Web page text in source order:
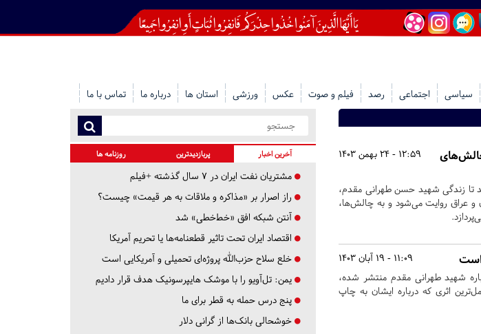
سیاسی اجتماعی رصد فیلم و صوت عکس ورزشی استان ها درباره ما تماس با ما
12:59 - 24 بهمن 1403
تا زندگی شهید حسن طهرانی مقدم،
و عراق روایت می‌شود و به چالش‌ها،
11:09 - 19 آبان 1403 است
شهید طهرانی مقدم منتشر شده،
اثری که درباره ایشان به چاپ
آخرین اخبار پربازدیدترین روزنامه ها
مشتریان نفت ایران در ۷ سال گذشته +فیلم
راز اصرار بر «مذاکره و ملاقات به هر قیمت» چیست؟
آنتن شبکه افق «خط‌خطی» شد
اقتصاد ایران تحت تاثیر قطعنامه‌ها یا تحریم‌ آمریکا
خلع سلاح حزب‌الله پروژه‌ای تحمیلی و آمریکایی است
یمن: تل‌آویو را با موشک هایپرسونیک هدف قرار دادیم
پنج درس‌ حمله به قطر برای ما
خوشحالی بانک‌ها از گرانی دلار